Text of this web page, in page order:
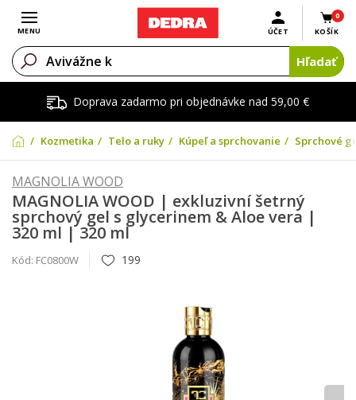
Doprava zadarmo pri objednávke nad 59,00 €
Otvoriť menu
MENU
0
KOŠÍK
ÚČET
Hľadať
Kozmetika Telo a ruky Kúpeľ a sprchovanie Sprchové
MAGNOLIA WOOD
MAGNOLIA WOOD | exkluzivní šetrný
sprchový gel s glycerinem & Aloe vera |
320 ml | 320 ml
Kód: FC0800W 199